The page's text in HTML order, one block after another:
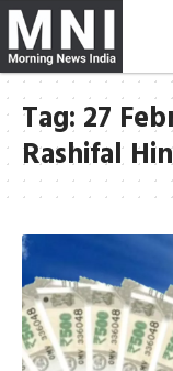
Tag: 27
Rashifal